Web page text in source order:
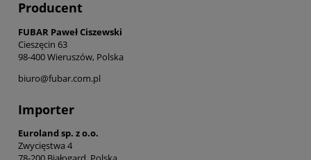
Producent
FUBAR Paweł Ciszewski
Cieszęcin 63
98-400 Wieruszów, Polska
biuro@fubar.com.pl
Importer
Euroland sp. z o.o.
Zwycięstwa 4